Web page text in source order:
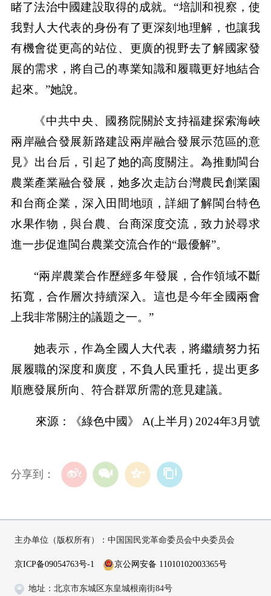
睹了法治中國建設取得的成就。“培訓和視察，使
我對人大代表的身份有了更深刻地理解，也讓我
有機會從更高的站位、更廣的視野去了解國家發
展的需求，將自己的專業知識和履職更好地結合
起來。”她說。
《中共中央、國務院關於支持福建探索海峽
兩岸融合發展新路建設兩岸融合發展示范區的意
見》出台后，引起了她的高度關注。為推動閩台
農業產業融合發展，她多次走訪台灣農民創業園
和台商企業，深入田間地頭，詳細了解閩台特色
水果作物，與台農、台商深度交流，致力於尋求
進一步促進閩台農業交流合作的“最優解”。
“兩岸農業合作歷經多年發展，合作領域不斷
拓寬，合作層次持續深入。這也是今年全國兩會
上我非常關注的議題之一。”
她表示，作為全國人大代表，將繼續努力拓
展履職的深度和廣度，不負人民重托，提出更多
順應發展所向、符合群眾所需的意見建議。
來源：《綠色中國》 A(上半月) 2024年3月號
分享到：
主办单位（版权所有）：中国国民党革命委员会中央委员会
京ICP备09054763号-1 京公网安备 11010102003365号
地址：北京市东城区东皇城根南街84号